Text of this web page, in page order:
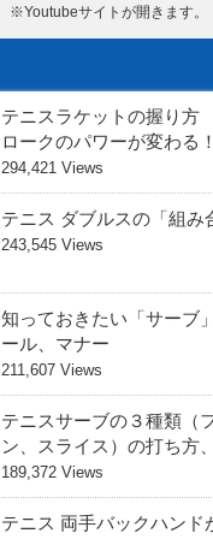
※Youtubeサイトが開きます。
テニスラケットの握り
ロークのパワーが変わる
294,421 Views
テニス ダブルスの「組み
243,545 Views
知っておきたい「サーブ
ール、マナー
211,607 Views
テニスサーブの３種類（
ン、スライス）の打ち方
189,372 Views
テニス 両手バックハンド